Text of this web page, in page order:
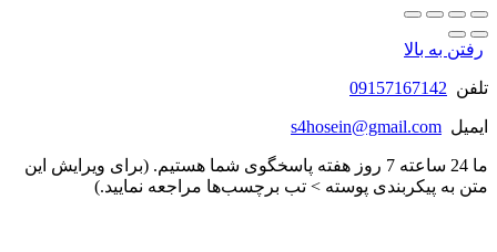
رفتن به بالا
تلفن 09157167142
ایمیل s4hosein@gmail.com
ما 24 ساعته 7 روز هفته پاسخگوی شما هستیم. (برای ویرایش این
متن به پیکربندی پوسته > تب برچسب‌ها مراجعه نمایید.)